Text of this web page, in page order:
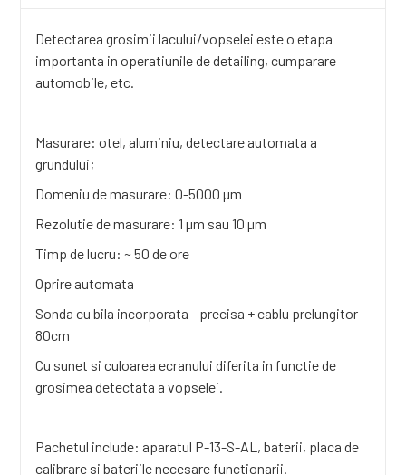
Detectarea grosimii lacului/vopselei este o etapa
importanta in operatiunile de detailing, cumparare
automobile, etc.
Masurare: otel, aluminiu, detectare automata a
grundului;
Domeniu de masurare: 0-5000 µm
Rezolutie de masurare: 1 µm sau 10 µm
Timp de lucru: ~ 50 de ore
Oprire automata
Sonda cu bila incorporata - precisa + cablu prelungitor
80cm
Cu sunet si culoarea ecranului diferita in functie de
grosimea detectata a vopselei.
Pachetul include: aparatul P-13-S-AL, baterii, placa de
calibrare si bateriile necesare functionarii.